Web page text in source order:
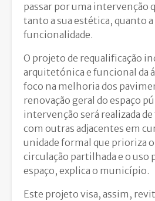
passar por uma intervenção
tanto a sua estética, quanto a
funcionalidade.
O projeto de requalificação
arquitetónica e funcional da
foco na melhoria dos
renovação geral do espaço
intervenção será realizada
com outras adjacentes em
unidade formal que prioriza
circulação partilhada e o uso
espaço, explica o município.
Este projeto visa, assim,